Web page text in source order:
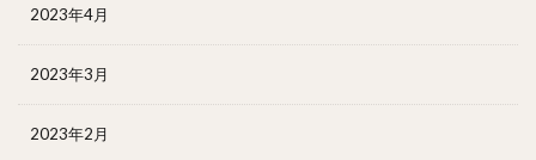
2023年4月
2023年3月
2023年2月